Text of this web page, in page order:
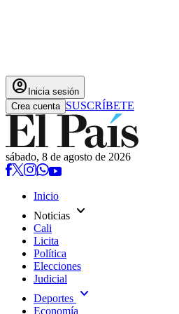
account_circle Inicia sesión
Crea cuenta SUSCRÍBETE
sábado, 8 de agosto de 2026
Inicio
Noticias expand_more
Cali
Licita
Política
Elecciones
Judicial
Deportes expand_more
Economía